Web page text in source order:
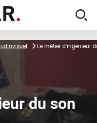
Le métier d'ingénieur
du son